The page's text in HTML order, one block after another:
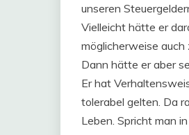
unseren
Vielleicht hätte er
möglicherweise
Dann hätte er aber
Er hat
tolerabel gelten. Da
Leben. Spricht man